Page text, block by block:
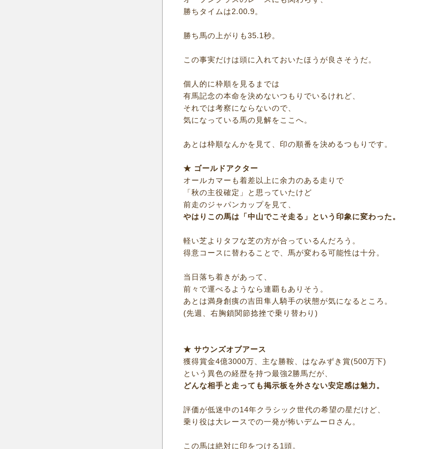
勝ちタイムは2.00.9。
勝ち馬の上がりも35.1秒。
この事実だけは頭に入れておいたほうが良さそうだ。
個人的に枠順を見るまでは
有馬記念の本命を決めないつもりでいるけれど、
それでは考察にならないので、
気になっている馬の見解をここへ。
あとは枠順なんかを見て、印の順番を決めるつもりです。
★ ゴールドアクター
オールカマーも着差以上に余力のある走りで
「秋の主役確定」と思っていたけど
前走のジャパンカップを見て、
やはりこの馬は「中山でこそ走る」という印象に変わった。
軽い芝よりタフな芝の方が合っているんだろう。
得意コースに替わることで、馬が変わる可能性は十分。
当日落ち着きがあって、
前々で運べるようなら連覇もありそう。
あとは満身創痍の吉田隼人騎手の状態が気になるところ。
(先週、右胸鎖関節捻挫で乗り替わり)
★ サウンズオブアース
獲得賞金4億3000万、主な勝鞍、はなみずき賞(500万下)
という異色の経歴を持つ最強2勝馬だが、
どんな相手と走っても掲示板を外さない安定感は魅力。
評価が低迷中の14年クラシック世代の希望の星だけど、
乗り役は大レースでの一発が怖いデムーロさん。
この馬は絶対に印をつける1頭。